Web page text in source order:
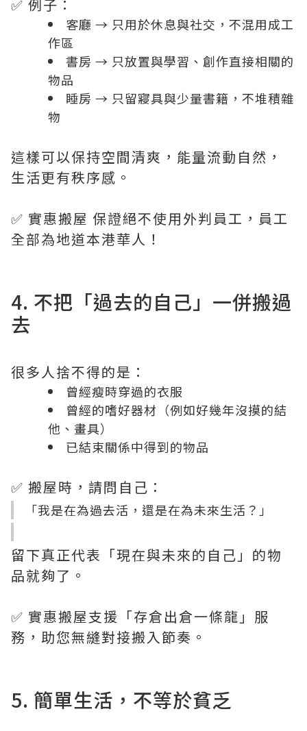
✅ 例子：
客廳 → 只用於休息與社交，不混用成工
作區
書房 → 只放置與學習、創作直接相關的
物品
睡房 → 只留寢具與少量書籍，不堆積雜
物
這樣可以保持空間清爽，能量流動自然，
生活更有秩序感。
✅ 實惠搬屋 保證絕不使用外判員工，員工
全部為地道本港華人！
4. 不把「過去的自己」一併搬過
去
很多人捨不得的是：
曾經瘦時穿過的衣服
曾經的嗜好器材（例如好幾年沒摸的結
他、畫具）
已結束關係中得到的物品
✅ 搬屋時，請問自己：
「我是在為過去活，還是在為未來生活？」
留下真正代表「現在與未來的自己」的物
品就夠了。
✅ 實惠搬屋支援「存倉出倉一條龍」服
務，助您無縫對接搬入節奏。
5. 簡單生活，不等於貧乏